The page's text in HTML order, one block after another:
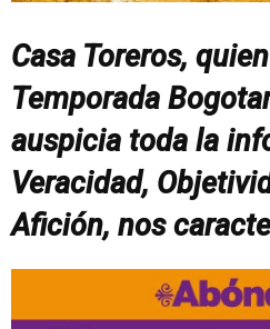
Casa Toreros,
Temporada
auspicia toda la
Veracidad,
Afición, nos